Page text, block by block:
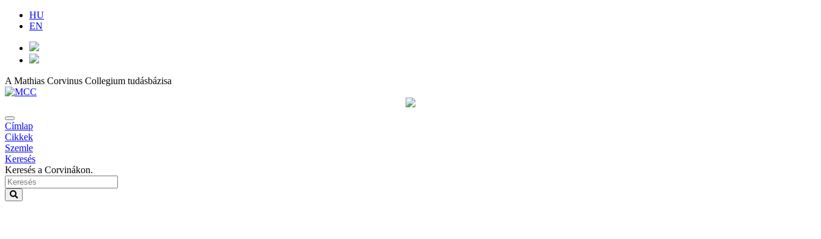
HU
EN
A Mathias Corvinus Collegium tudásbázisa
Címlap
Cikkek
Szemle
Keresés
Keresés a Corvinákon.